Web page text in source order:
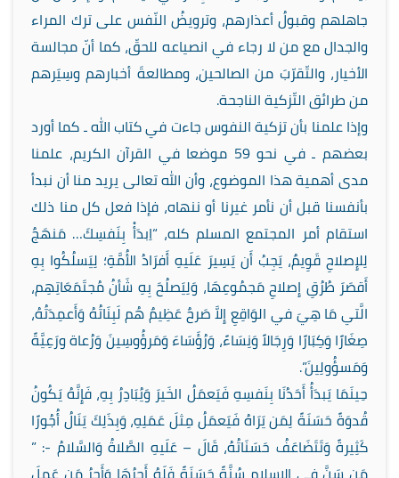
جاهلهم وقبولُ أعذارهم، وترويضُ النّفس على ترك المراء
والجدال مع من لا رجاء في انصياعه للحقّ، كما أنّ مجالسة
الأخيار، والتّقرّبَ من الصالحين، ومطالعةَ أخبارهم وسِيَرهم
من طرائق التّزكية الناجحة.
وإذا علمنا بأن تزكية النفوس جاءت في كتاب الله ـ كما أورد
بعضهم ـ في نحو 59 موضعا في القرآن الكريم، علمنا
مدى أهمية هذا الموضوع، وأن الله تعالى يريد منا أن نبدأ
بأنفسنا قبل أن نأمر غيرنا أو ننهاه، فإذا فعل كل منا ذلك
استقام أمر المجتمع المسلم كله، “اِبدَأْ بِنَفسِكَ… مَنهَجٌ
لِلإِصلاحِ قَوِيمٌ، يَجِبُ أَن يَسِيرَ عَلَيهِ أَفرَادُ الأُمَّةِ؛ لِيَسلُكُوا بِهِ
أَقصَرَ طُرُقِ إِصلاحِ مَجمُوعِهَا، وَلِيَصلُحَ بِهِ شَأنُ مُجتَمَعَاتِهِم،
الَّتي مَا هِيَ في الوَاقِعِ إِلاَّ صَرحٌ عَظِيمٌ هُم لَبِنَاتُهُ وَأَعمِدَتُهُ،
صِغَارًا وَكِبَارًا وَرِجَالاً وَنِسَاءً، وَرُؤَسَاءَ وَمَرؤُوسِينَ وَرُعاة ورَعِيَّةً
وَمَسؤُولِينَ”.
حِينَمَا يَبدَأُ أَحَدُنَا بِنَفسِهِ فَيَعمَلُ الخَيرَ وَيُبَادِرُ بِهِ، فَإِنَّهُ يَكُونُ
قُدوَةً حَسَنَةً لِمَن يَرَاهُ فَيَعمَلُ مِثلَ عَمَلِهِ، وَبِذَلِكَ يَنَالُ أُجُورًا
كَثِيرةً وَتَتَضَاعَفُ حَسَنَاتُهُ، قَالَ – عَلَيهِ الصَّلاةُ وَالسَّلامُ -: ”